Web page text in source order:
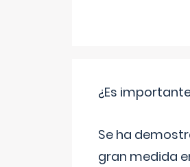
¿Es
Se ha
gran medida